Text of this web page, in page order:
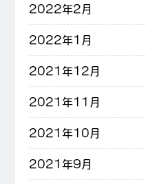
2022年2月
2022年1月
2021年12月
2021年11月
2021年10月
2021年9月